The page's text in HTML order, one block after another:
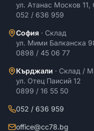
ул. Атанас Москов
052 / 636 959
София · Склад
ул. Мими Балканска
0898 / 45 06 77
Кърджали · Склад /
ул. Отец Паисий 12
0899 / 16 55 50
052 / 636 959
office@cc78.bg